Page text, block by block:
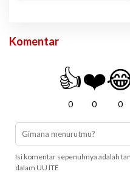
Komentar
👍
0
❤️
0 0
Isi komentar sepenuhnya adalah
dalam UU ITE